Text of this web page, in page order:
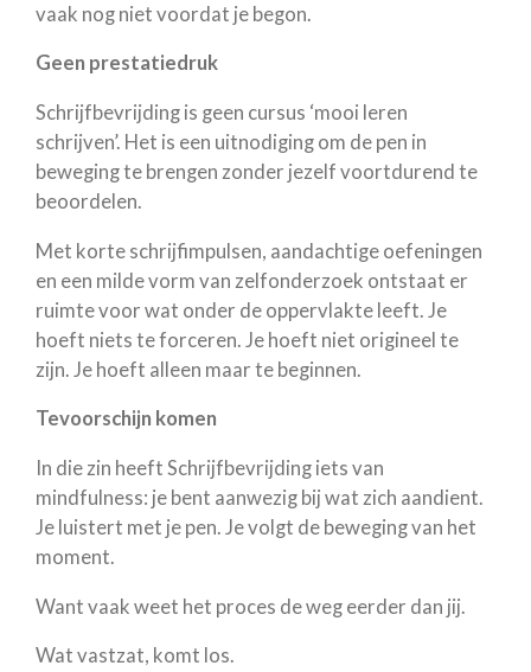
vaak nog niet voordat je begon.
Geen prestatiedruk
Schrijfbevrijding is geen cursus ‘mooi leren
schrijven’. Het is een uitnodiging om de pen in
beweging te brengen zonder jezelf voortdurend te
beoordelen.
Met korte schrijfimpulsen, aandachtige oefeningen
en een milde vorm van zelfonderzoek ontstaat er
ruimte voor wat onder de oppervlakte leeft. Je
hoeft niets te forceren. Je hoeft niet origineel te
zijn. Je hoeft alleen maar te beginnen.
Tevoorschijn komen
In die zin heeft Schrijfbevrijding iets van
mindfulness: je bent aanwezig bij wat zich aandient.
Je luistert met je pen. Je volgt de beweging van het
moment.
Want vaak weet het proces de weg eerder dan jij.
Wat vastzat, komt los.